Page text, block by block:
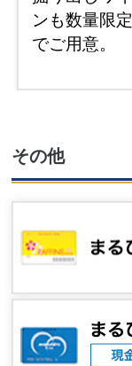
ンも数量限定
でご用意。
その他